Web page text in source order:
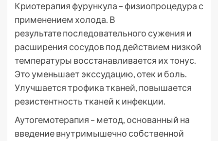
Криотерапия фурункула – физиопроцедура с
применением холода. В
результате последовательного сужения и
расширения сосудов под действием низкой
температуры восстанавливается их тонус.
Это уменьшает экссудацию, отек и боль.
Улучшается трофика тканей, повышается
резистентность тканей к инфекции.
Аутогемотерапия – метод, основанный на
введение внутримышечно собственной